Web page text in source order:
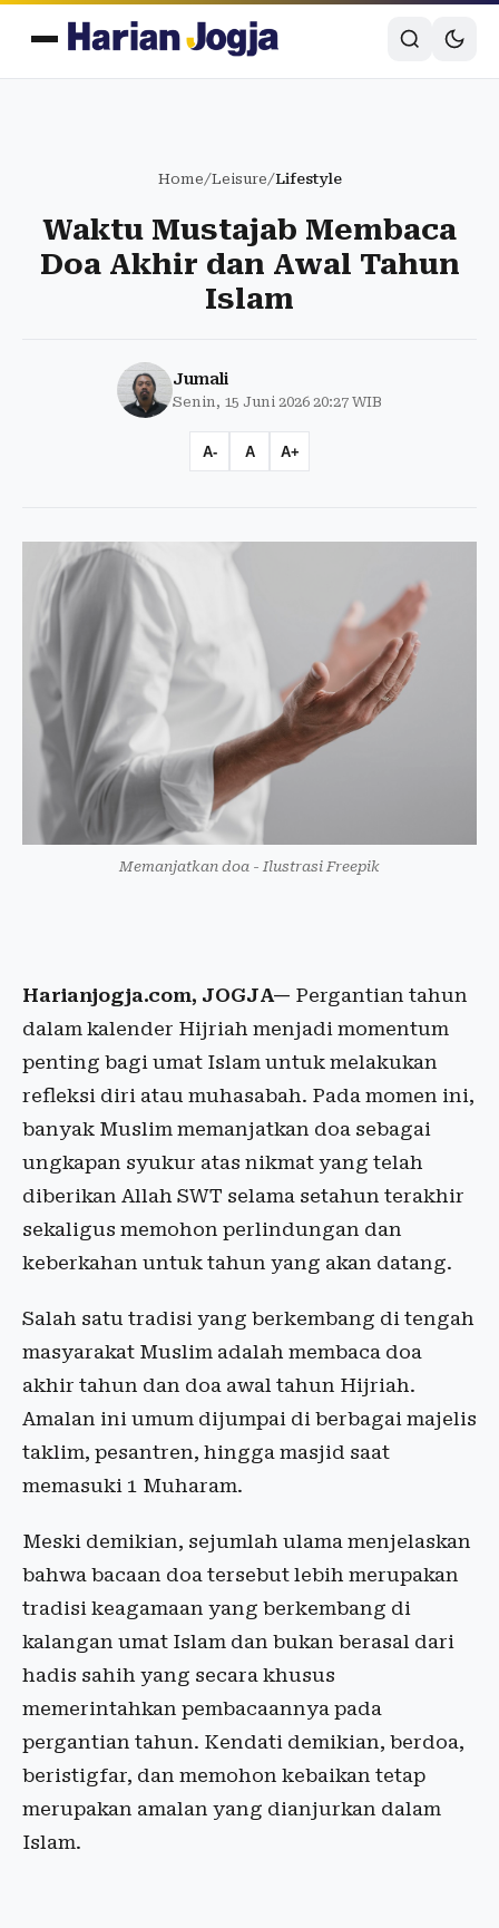
Home/Leisure/Lifestyle
Waktu Mustajab Membaca
Doa Akhir dan Awal Tahun
Islam
Jumali
Senin, 15 Juni 2026 20:27 WIB
A- A A+
Memanjatkan doa - Ilustrasi Freepik
Harianjogja.com, JOGJA— Pergantian tahun
dalam kalender Hijriah menjadi momentum
penting bagi umat Islam untuk melakukan
refleksi diri atau muhasabah. Pada momen ini,
banyak Muslim memanjatkan doa sebagai
ungkapan syukur atas nikmat yang telah
diberikan Allah SWT selama setahun terakhir
sekaligus memohon perlindungan dan
keberkahan untuk tahun yang akan datang.
Salah satu tradisi yang berkembang di tengah
masyarakat Muslim adalah membaca doa
akhir tahun dan doa awal tahun Hijriah.
Amalan ini umum dijumpai di berbagai majelis
taklim, pesantren, hingga masjid saat
memasuki 1 Muharam.
Meski demikian, sejumlah ulama menjelaskan
bahwa bacaan doa tersebut lebih merupakan
tradisi keagamaan yang berkembang di
kalangan umat Islam dan bukan berasal dari
hadis sahih yang secara khusus
memerintahkan pembacaannya pada
pergantian tahun. Kendati demikian, berdoa,
beristigfar, dan memohon kebaikan tetap
merupakan amalan yang dianjurkan dalam
Islam.